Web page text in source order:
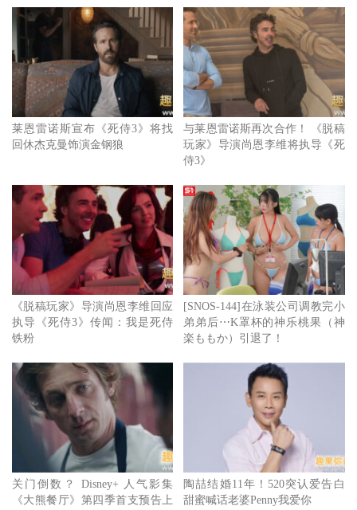
而在过了 23 年，这些版权终于回到了自己手上，就让大家
期待他可以整合成什么样的全新世界吧。
莱恩雷诺斯宣布《死侍3》将找
回休杰克曼饰演金钢狼
与莱恩雷诺斯再次合作！ 《脱稿
玩家》导演尚恩李维将执导《死
侍3》
《脱稿玩家》导演尚恩李维回应
执导《死侍3》传闻：我是死侍
铁粉
[SNOS-144]在泳装公司调教完小
弟弟后⋯K罩杯的神乐桃果（神
楽ももか）引退了！
关门倒数？ Disney+ 人气影集
《大熊餐厅》第四季首支预告上
陶喆结婚11年！520突认爱告白
甜蜜喊话老婆Penny我爱你